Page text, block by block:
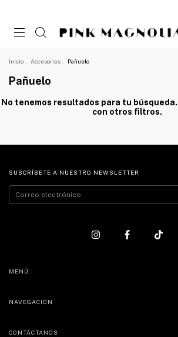
Inicio . Accesories . Pañuelo
Pañuelo
No tenemos resultados para tu
con otros filtros.
SUSCRÍBETE A NUESTRO NEWSLETTER
MENÚ
NAVEGACIÓN
CONTÁCTANOS